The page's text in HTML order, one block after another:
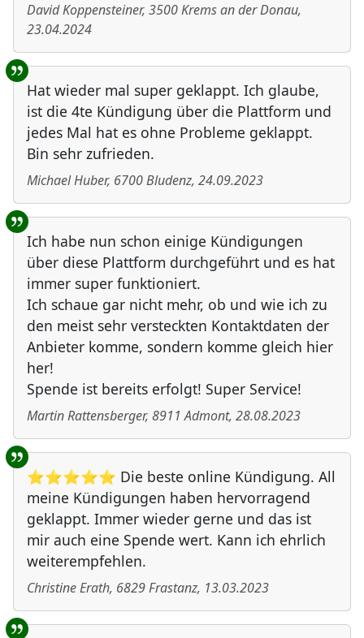
David Koppensteiner, 3500Krems an der Donau,
23.04.2024
Hat wieder mal super geklappt. Ich glaube,
ist die 4te Kündigung über die Plattform und
jedes Mal hat es ohne Probleme geklappt.
Bin sehr zufrieden.
Michael Huber, 6700Bludenz, 24.09.2023
Ich habe nun schon einige Kündigungen
über diese Plattform durchgeführt und es hat
immer super funktioniert.
Ich schaue gar nicht mehr, ob und wie ich zu
den meist sehr versteckten Kontaktdaten der
Anbieter komme, sondern komme gleich hier
her!
Spende ist bereits erfolgt! Super Service!
Martin Rattensberger, 8911 Admont, 28.08.2023
⭐⭐⭐⭐⭐ Die beste online Kündigung. All
meine Kündigungen haben hervorragend
geklappt. Immer wieder gerne und das ist
mir auch eine Spende wert. Kann ich ehrlich
weiterempfehlen.
Christine Erath, 6829Frastanz, 13.03.2023